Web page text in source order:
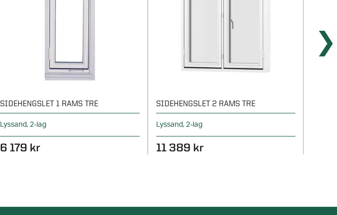
SIDEHENGSLET 1 RAMS TRE
Lyssand, 2-lag
6 179 kr
SIDEHENGSLET 2 RAMS TRE
Lyssand, 2-lag
11 389 kr